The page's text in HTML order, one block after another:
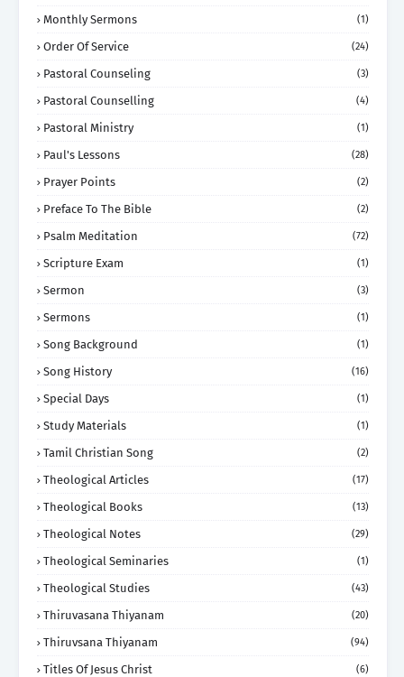
Monthly Sermons (1)
Order Of Service (24)
Pastoral Counseling (3)
Pastoral Counselling (4)
Pastoral Ministry (1)
Paul's Lessons (28)
Prayer Points (2)
Preface To The Bible (2)
Psalm Meditation (72)
Scripture Exam (1)
Sermon (3)
Sermons (1)
Song Background (1)
Song History (16)
Special Days (1)
Study Materials (1)
Tamil Christian Song (2)
Theological Articles (17)
Theological Books (13)
Theological Notes (29)
Theological Seminaries (1)
Theological Studies (43)
Thiruvasana Thiyanam (20)
Thiruvsana Thiyanam (94)
Titles Of Jesus Christ (6)